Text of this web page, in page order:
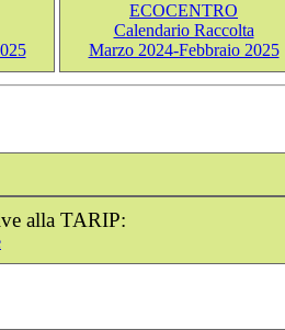
ECOCENTRO
Calendario Raccolta
Marzo 2024-Febbraio 2025
alla TARIP: